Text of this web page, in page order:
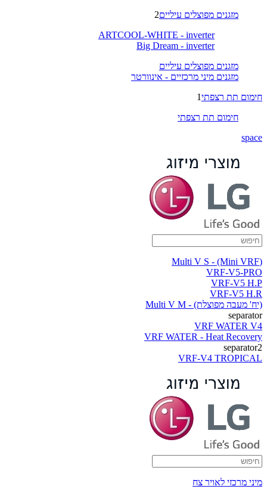
מזגנים מפוצלים עיליים2
ARTCOOL-WHITE - inverter
Big Dream - inverter
מזגנים מפוצלים עיליים
מזגנים מיני מרכזיים - אינוורטר
חימום תת רצפתי1
חימום תת רצפתי
space
(Multi V S - (Mini VRF
VRF-V5-PRO
VRF-V5 H.P
VRF-V5 H.R
(יח' מעבה מפוצלת) - Multi V M
separator
VRF WATER V4
VRF WATER - Heat Recovery
separator2
VRF-V4 TROPICAL
מיני מרכזי לאויר צח